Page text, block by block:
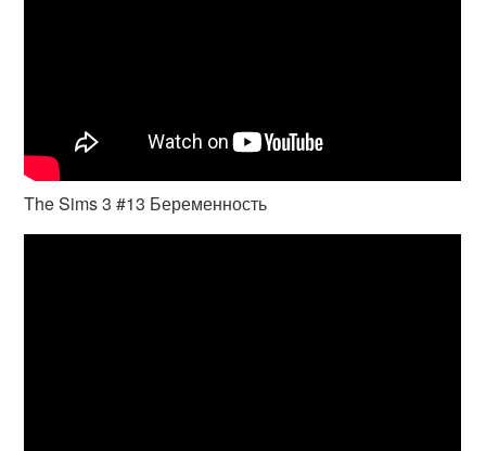
The Sims 3 #13 Беременность